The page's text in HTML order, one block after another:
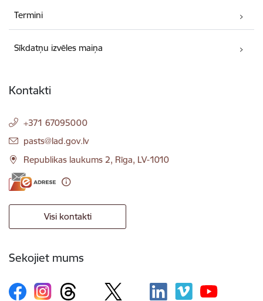
Termini
Sīkdatņu izvēles maiņa
Kontakti
+371 67095000
E-pasts:
pasts@lad.gov.lv
Republikas laukums 2, Rīga, LV-1010
Visi kontakti
Sekojiet mums